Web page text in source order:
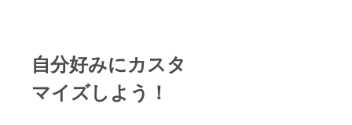
自分好みにカスタ
マイズしよう！